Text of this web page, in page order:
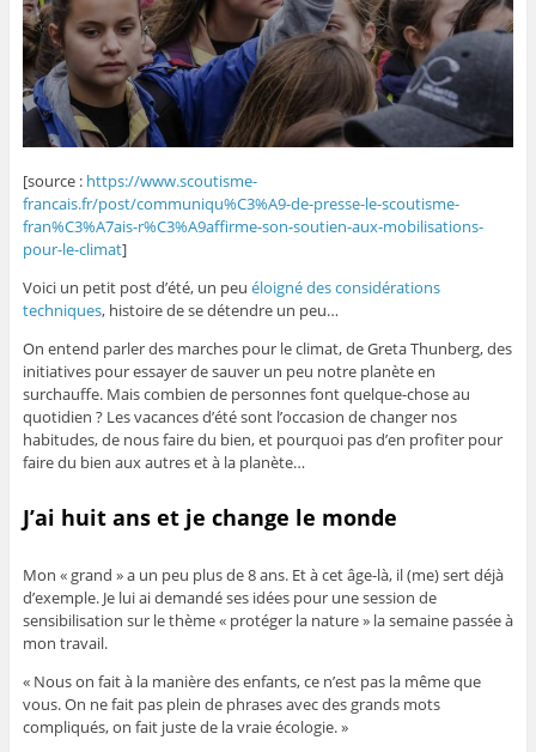
[source : https://www.scoutisme-
francais.fr/post/communiqu%C3%A9-de-presse-le-scoutisme-
fran%C3%A7ais-r%C3%A9affirme-son-soutien-aux-mobilisations-
pour-le-climat]
Voici un petit post d’été, un peu éloigné des considérations
techniques, histoire de se détendre un peu…
On entend parler des marches pour le climat, de Greta Thunberg, des
initiatives pour essayer de sauver un peu notre planète en
surchauffe. Mais combien de personnes font quelque-chose au
quotidien ? Les vacances d’été sont l’occasion de changer nos
habitudes, de nous faire du bien, et pourquoi pas d’en profiter pour
faire du bien aux autres et à la planète…
J’ai huit ans et je change le monde
Mon « grand » a un peu plus de 8 ans. Et à cet âge-là, il (me) sert déjà
d’exemple. Je lui ai demandé ses idées pour une session de
sensibilisation sur le thème « protéger la nature » la semaine passée à
mon travail.
« Nous on fait à la manière des enfants, ce n’est pas la même que
vous. On ne fait pas plein de phrases avec des grands mots
compliqués, on fait juste de la vraie écologie. »